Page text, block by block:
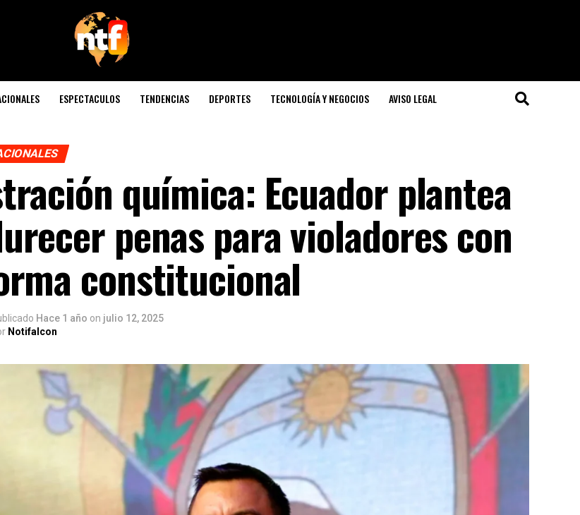
ESPECTACULOS TENDENCIAS DEPORTES TECNOLOGÍA Y NEGOCIOS AVISO LEGAL
química: Ecuador plantea
penas para violadores con
constitucional
Hace 1 año on julio 12, 2025
Notifalcon